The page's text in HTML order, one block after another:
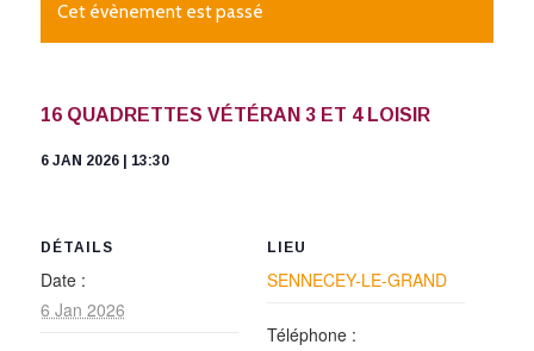
Cet évènement est passé
16 QUADRETTES VÉTÉRAN 3 ET 4 LOISIR
6 JAN 2026 | 13:30
DÉTAILS
Date :
6 Jan 2026
LIEU
SENNECEY-LE-GRAND
Téléphone :